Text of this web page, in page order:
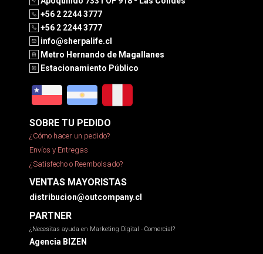
+56 2 2244 3777
+56 2 2244 3777
info@sherpalife.cl
Metro Hernando de Magallanes
Estacionamiento Público
SOBRE TU PEDIDO
¿Cómo hacer un pedido?
Envíos y Entregas
¿Satisfecho o Reembolsado?
VENTAS MAYORISTAS
distribucion@outcompany.cl
PARTNER
¿Necesitas ayuda en Marketing Digital - Comercial?
Agencia BIZEN